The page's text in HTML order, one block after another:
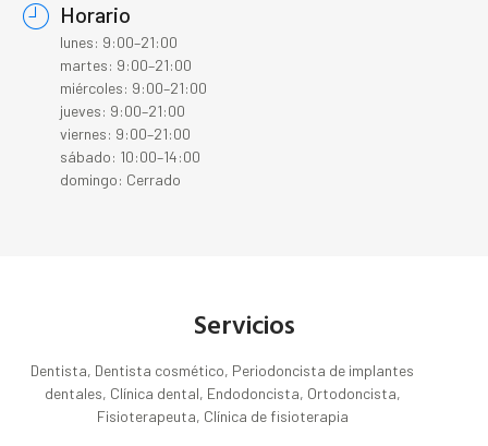
Horario
lunes: 9:00–21:00
martes: 9:00–21:00
miércoles: 9:00–21:00
jueves: 9:00–21:00
viernes: 9:00–21:00
sábado: 10:00–14:00
domingo: Cerrado
Servicios
Dentista, Dentista cosmético, Periodoncista de implantes
dentales, Clínica dental, Endodoncista, Ortodoncista,
Fisioterapeuta, Clínica de fisioterapia